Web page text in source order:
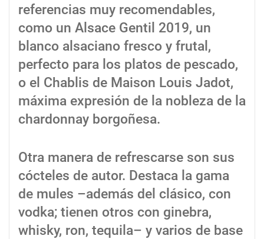
referencias muy recomendables,
como un Alsace Gentil 2019, un
blanco alsaciano fresco y frutal,
perfecto para los platos de pescado,
o el Chablis de Maison Louis Jadot,
máxima expresión de la nobleza de la
chardonnay borgoñesa.
Otra manera de refrescarse son sus
cócteles de autor. Destaca la gama
de mules –además del clásico, con
vodka; tienen otros con ginebra,
whisky, ron, tequila– y varios de base